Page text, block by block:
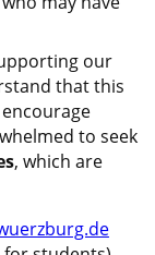
our
that this
to seek
, which are